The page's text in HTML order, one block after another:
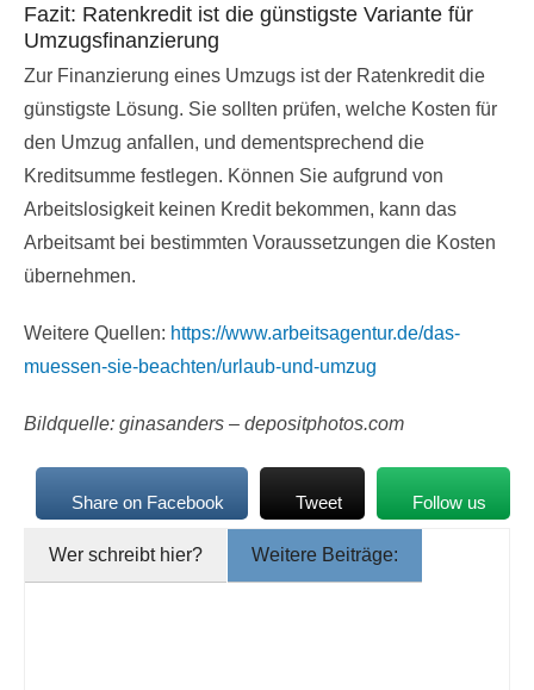
Fazit: Ratenkredit ist die günstigste Variante für
Umzugsfinanzierung
Zur Finanzierung eines Umzugs ist der Ratenkredit die
günstigste Lösung. Sie sollten prüfen, welche Kosten für
den Umzug anfallen, und dementsprechend die
Kreditsumme festlegen. Können Sie aufgrund von
Arbeitslosigkeit keinen Kredit bekommen, kann das
Arbeitsamt bei bestimmten Voraussetzungen die Kosten
übernehmen.
Weitere Quellen: https://www.arbeitsagentur.de/das-
muessen-sie-beachten/urlaub-und-umzug
Bildquelle: ginasanders – depositphotos.com
Share on Facebook Tweet Follow us
Wer schreibt hier? Weitere Beiträge: